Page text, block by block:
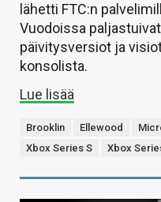
lähetti FTC:n
Vuodoissa
päivitysversiot ja
konsolista.
Lue lisää
Brooklin Ellewood
Xbox Series S
Xbox